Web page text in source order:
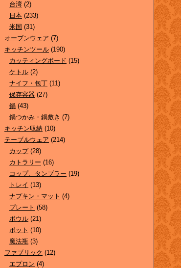
台湾 (2)
日本 (233)
米国 (31)
オーブンウェア (7)
キッチンツール (190)
カッティングボード (15)
ケトル (2)
ナイフ・包丁 (11)
保存容器 (27)
鍋 (43)
鍋つかみ・鍋敷き (7)
キッチン収納 (10)
テーブルウェア (214)
カップ(28)
カトラリー (16)
コップ、タンブラー (19)
トレイ (13)
ナプキン・マット (4)
プレート (58)
ボウル (21)
ポット (10)
魔法瓶 (3)
ファブリック (12)
エプロン (4)